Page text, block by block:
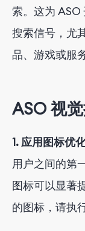
索。这为 ASO
搜索信号，尤
品、游戏或服
ASO 视
1. 应用图标优
用户之间的第
图标可以显著
的图标，请执